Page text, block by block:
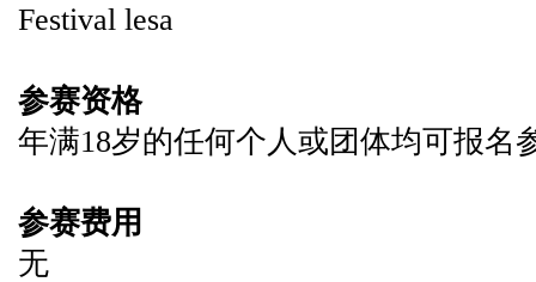
Festival lesa
参赛资格
年满18岁的任何个人或团体均可报名
参赛费用
无